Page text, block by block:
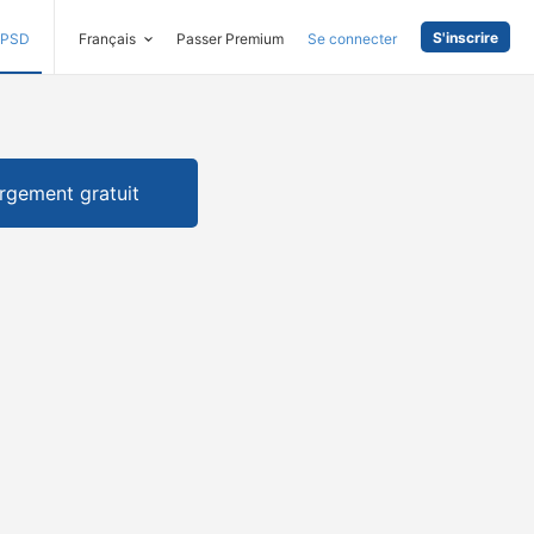
PSD Français Passer Premium Se connecter S'inscrire
gratuit